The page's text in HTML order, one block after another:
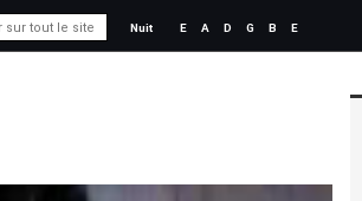
Nuit E A D G B E